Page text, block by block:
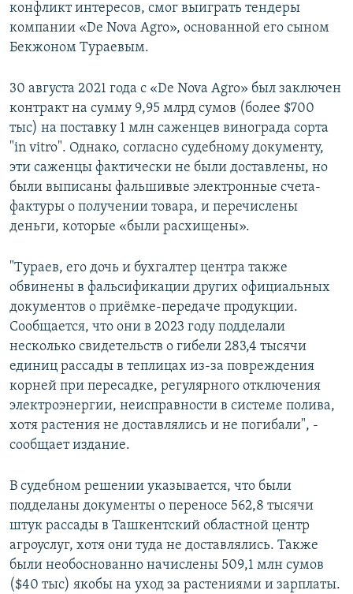
конфликт интересов, смог выиграть тендеры
компании «De Nova Agro», основанной его сыном
Бекжоном Тураевым.
30 августа 2021 года с «De Nova Agro» был заключен
контракт на сумму 9,95 млрд сумов (более $700
тыс) на поставку 1 млн саженцев винограда сорта
"in vitro". Однако, согласно судебному документу,
эти саженцы фактически не были доставлены, но
были выписаны фальшивые электронные счета-
фактуры о получении товара, и перечислены
деньги, которые «были расхищены».
"Тураев, его дочь и бухгалтер центра также
обвинены в фальсификации других официальных
документов о приёмке-передаче продукции.
Сообщается, что они в 2023 году подделали
несколько свидетельств о гибели 283,4 тысячи
единиц рассады в теплицах из-за повреждения
корней при пересадке, регулярного отключения
электроэнергии, неисправности в системе полива,
хотя растения не доставлялись и не погибали", -
сообщает издание.
В судебном решении указывается, что были
подделаны документы о переносе 562,8 тысячи
штук рассады в Ташкентский областной центр
агроуслуг, хотя они туда не доставлялись. Также
были необоснованно начислены 509,1 млн сумов
($40 тыс) якобы на уход за растениями и зарплаты.